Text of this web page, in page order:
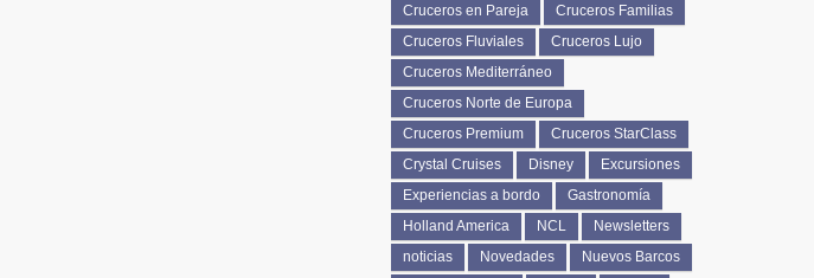
Cruceros en Pareja
Cruceros Familias
Cruceros Fluviales
Cruceros Lujo
Cruceros Mediterráneo
Cruceros Norte de Europa
Cruceros Premium
Cruceros StarClass
Crystal Cruises
Disney
Excursiones
Experiencias a bordo
Gastronomía
Holland America
NCL
Newsletters
noticias
Novedades
Nuevos Barcos